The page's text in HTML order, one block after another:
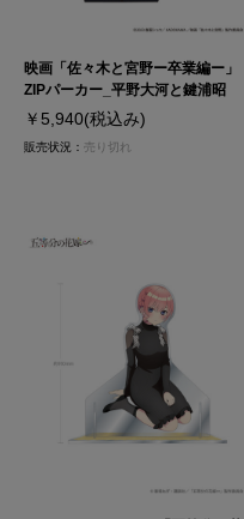
映画「佐々木と宮野ー卒業編ー」
ZIPパーカー_平野大河と鍵浦昭
￥5,940(税込み)
販売状況： 売り切れ